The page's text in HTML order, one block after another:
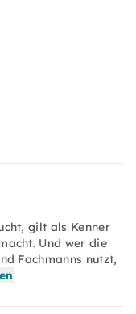
gilt als Kenner
Und wer die
Fachmanns nutzt,